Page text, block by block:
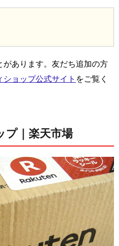
あります。友だち追加の方
ショップ公式サイト をご覧く
プ｜楽天市場